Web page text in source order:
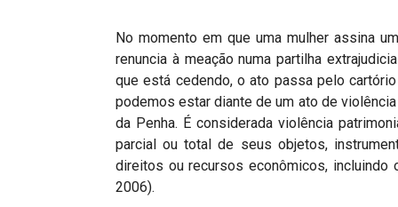
No momento em que uma mulher assina
renuncia à meação numa partilha
que está cedendo, o ato passa pelo
podemos estar diante de um ato de
da Penha. É considerada violência
parcial ou total de seus objetos,
direitos ou recursos econômicos,
2006).